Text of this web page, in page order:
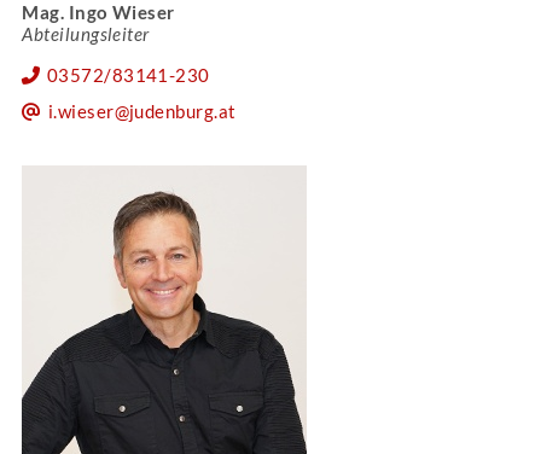
Mag. Ingo Wieser
Abteilungsleiter
03572/83141-230
i.wieser@judenburg.at